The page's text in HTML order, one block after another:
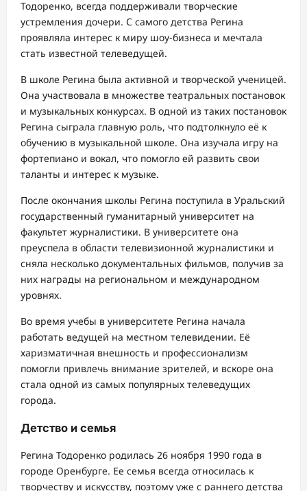
Тодоренко, всегда поддерживали творческие
устремления дочери. С самого детства Регина
проявляла интерес к миру шоу-бизнеса и мечтала
стать известной телеведущей.
В школе Регина была активной и творческой ученицей.
Она участвовала в множестве театральных постановок
и музыкальных конкурсах. В одной из таких постановок
Регина сыграла главную роль, что подтолкнуло её к
обучению в музыкальной школе. Она изучала игру на
фортепиано и вокал, что помогло ей развить свои
таланты и интерес к музыке.
После окончания школы Регина поступила в Уральский
государственный гуманитарный университет на
факультет журналистики. В университете она
преуспела в области телевизионной журналистики и
сняла несколько документальных фильмов, получив за
них награды на региональном и международном
уровнях.
Во время учебы в университете Регина начала
работать ведущей на местном телевидении. Её
харизматичная внешность и профессионализм
помогли привлечь внимание зрителей, и вскоре она
стала одной из самых популярных телеведущих
города.
Детство и семья
Регина Тодоренко родилась 26 ноября 1990 года в
городе Оренбурге. Ее семья всегда относилась к
творчеству и искусству, поэтому уже с раннего детства